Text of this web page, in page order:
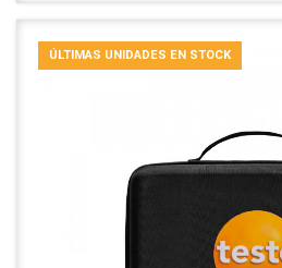
ÚLTIMAS UNIDADES EN STOCK